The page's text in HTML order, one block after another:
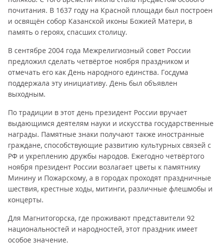
почитания. В 1637 году на Красной площади был построен
и освящён собор Казанской иконы Божией Матери, в
память о героях, спасших столицу.
В сентябре 2004 года Межрелигиозный совет России
предложил сделать четвёртое ноября праздником и
отмечать его как День народного единства. Госдума
поддержала эту инициативу. День был объявлен
выходным.
По традиции в этот день президент России вручает
выдающимся деятелям науки и искусства государственные
награды. Памятные знаки получают также иностранные
граждане, способствующие развитию культурных связей с
РФ и укреплению дружбы народов. Ежегодно четвёртого
ноября президент России возлагает цветы к памятнику
Минину и Пожарскому, а в городах проходят праздничные
шествия, крестные ходы, митинги, различные флешмобы и
концерты.
Для Магнитогорска, где проживают представители 92
национальностей и народностей, этот праздник имеет
особое значение.